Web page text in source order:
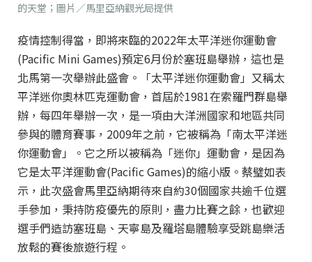
的天堂；圖片／馬里亞納觀光局提供
疫情控制得當，即將來臨的2022年太平洋迷你運動會
(Pacific Mini Games)預定6月份於塞班島舉辦，這也是
北馬第一次舉辦此盛會。「太平洋迷你運動會」又稱太
平洋迷你奧林匹克運動會，首屆於1981在索羅門群島舉
辦，每四年舉辦一次，是一項由大洋洲國家和地區共同
參與的體育賽事，2009年之前，它被稱為「南太平洋迷
你運動會」。它之所以被稱為「迷你」運動會，是因為
它是太平洋運動會(Pacific Games)的縮小版。蔡璧如表
示，此次盛會馬里亞納期待來自約30個國家共逾千位選
手參加，秉持防疫優先的原則，盡力比賽之餘，也歡迎
選手們造訪塞班島、天寧島及羅塔島體驗享受跳島樂活
放鬆的賽後旅遊行程。